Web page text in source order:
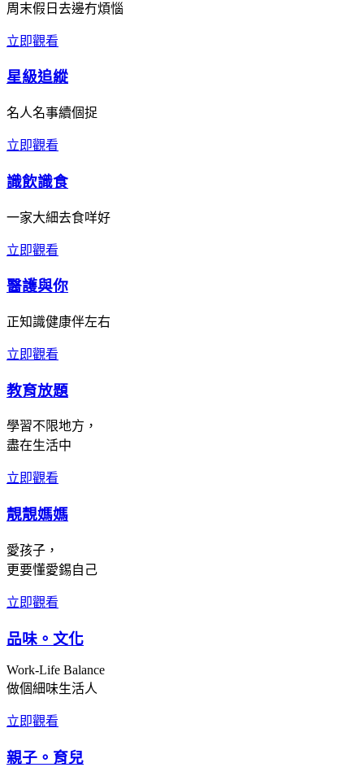
周末假日去邊冇煩惱
立即觀看
星級追縱
名人名事續個捉
立即觀看
識飲識食
一家大細去食咩好
立即觀看
醫護與你
正知識健康伴左右
立即觀看
教育放題
學習不限地方，
盡在生活中
立即觀看
靚靚媽媽
愛孩子，
更要懂愛錫自己
立即觀看
品味。文化
Work-Life Balance
做個細味生活人
立即觀看
親子。育兒